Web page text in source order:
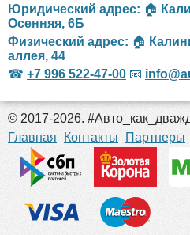
Юридический адрес: 🏠
Осенняя, 6Б
Физический адрес: 🏠
аллея, 44
☎ +7 996 522-47-00 📧
© 2017-2026.
Главная
Контакты Партнеры